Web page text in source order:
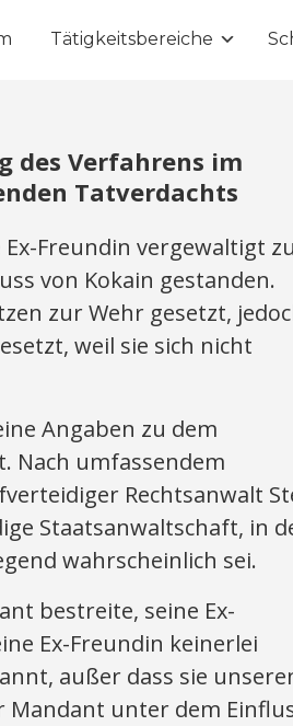
Tätigkeitsbereiche
des Verfahrens im
Tatverdachts
Freundin vergewaltigt zu
von Kokain gestanden.
zur Wehr gesetzt,
weil sie sich nicht
Angaben zu dem
Nach umfassendem
Rechtsanwalt
Staatsanwaltschaft, in
wahrscheinlich sei.
bestreite, seine Ex-
Ex-Freundin keinerlei
außer dass sie
unter dem